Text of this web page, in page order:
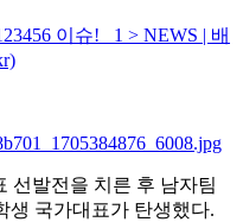
이슈! _1 > NEWS | 배
선발전을 치른 후 남자팀
생 국가대표가 탄생했다.